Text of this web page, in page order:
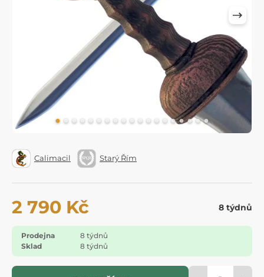
Calimacil Starý Řím
2 790 Kč 8 týdnů
Prodejna
8 týdnů
Sklad
8 týdnů